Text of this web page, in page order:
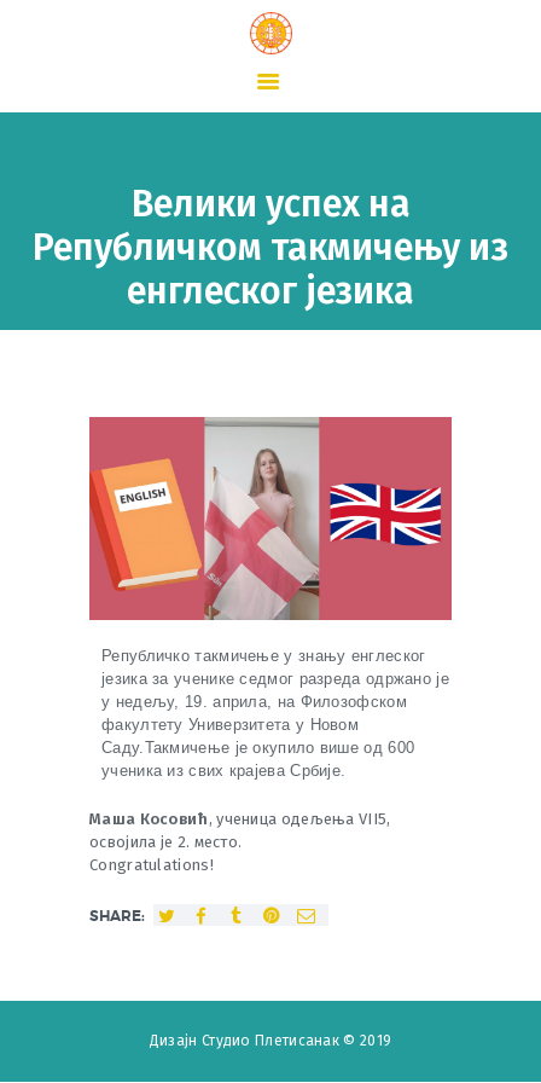
Велики успех на
Републичком такмичењу из
енглеског језика
ПОЧЕТНА
ШКОЛСКИ ЖИВОТ
ВЕСТИ
КОНТАКТ
Републичко такмичење у знању енглеског
језика за ученике седмог разреда одржано је
у недељу, 19. априла, на Филозофском
факултету Универзитета у Новом
Саду.Такмичење је окупило више од 600
ученика из свих крајева Србије.
Маша Косовић , ученица одељења VII5,
освојила је 2. место.
Congratulations!
SHARE:
Дизајн Студио Плетисанак© 2019